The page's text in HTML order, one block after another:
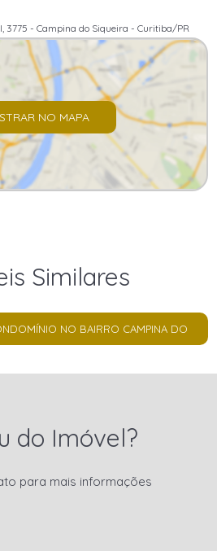
3775 - Campina do Siqueira - Curitiba/PR
NO MAPA
Similares
NO BAIRRO CAMPINA DO
do Imóvel?
para mais informações